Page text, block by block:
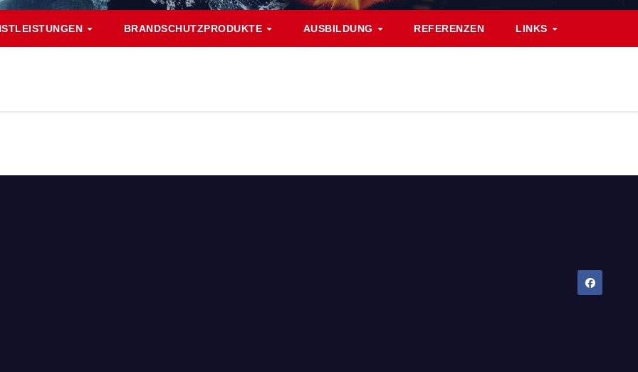
BRANDSCHUTZPRODUKTE AUSBILDUNG REFERENZEN LINKS